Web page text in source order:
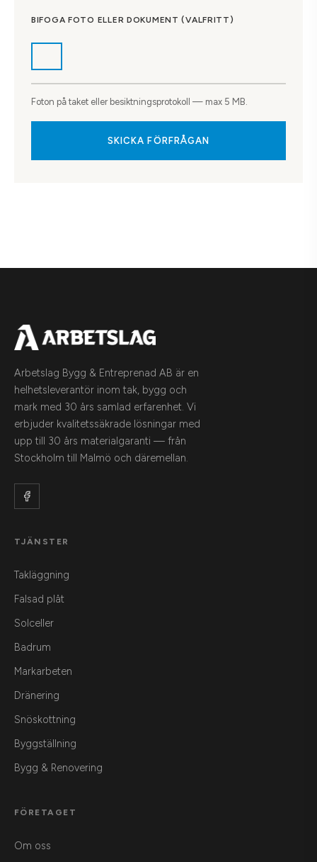
BIFOGA FOTO ELLER DOKUMENT (VALFRITT)
Foton på taket eller besiktningsprotokoll — max 5 MB.
SKICKA FÖRFRÅGAN
Arbetslag Bygg & Entreprenad AB är en
helhetsleverantör inom tak, bygg och
mark med 30 års samlad erfarenhet. Vi
erbjuder kvalitetssäkrade lösningar med
upp till 30 års materialgaranti — från
Stockholm till Malmö och däremellan.
TJÄNSTER
Takläggning
Falsad plåt
Solceller
Badrum
Markarbeten
Dränering
Snöskottning
Byggställning
Bygg & Renovering
FÖRETAGET
Om oss